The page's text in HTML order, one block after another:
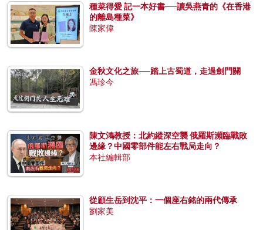
種菜得愛 記一本好書──讀吳燕青的《在香港
的離島種菜》
陳家偉
金秋文化之旅──踏上古蜀道，走過劍門關
馮珍今
陳文鴻教授：北約縱深空襲 俄羅斯瀕臨戰敗
邊緣？中國零部件能左右戰局走向？
本社編輯部
從顧生岳到沈平：一個座右銘的兩代傳承
劉家美